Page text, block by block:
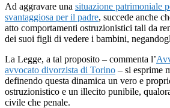
Ad aggravare una situazione patrimoniale
svantaggiosa per il padre, succede anche
atto comportamenti ostruzionistici tali da
dei suoi figli di vedere i bambini,
La Legge, a tal proposito – commenta l’
avvocato divorzista di Torino – si esprime
definendo questa dinamica un vero e
ostruzionistico e un illecito punibile,
civile che penale.